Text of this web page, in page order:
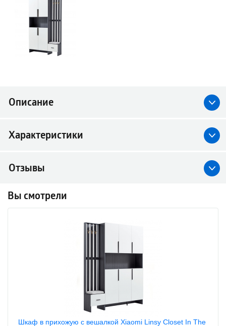
Описание
Характеристики
Отзывы
Вы смотрели
Шкаф в прихожую с вешалкой Xiaomi Linsy Closet In The